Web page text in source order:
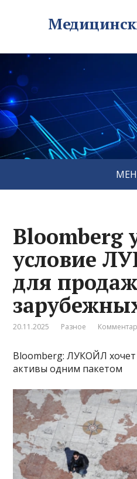
Bloomberg
условие
для
20.11.2025 Разное
Bloomberg: ЛУКОЙЛ
активы одним пакетом